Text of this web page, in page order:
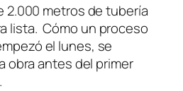
2.000 metros de tubería
lista. Cómo un proceso
el lunes, se
obra antes del primer